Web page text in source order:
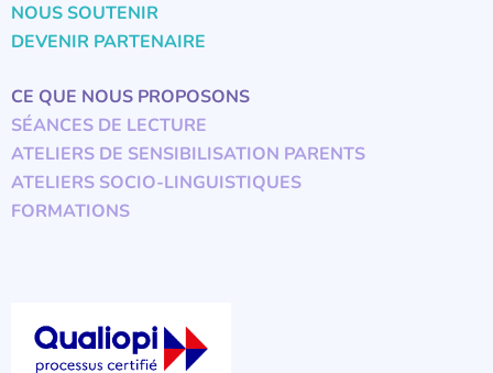
NOUS SOUTENIR
DEVENIR PARTENAIRE
CE QUE NOUS PROPOSONS
SÉANCES DE LECTURE
ATELIERS DE SENSIBILISATION PARENTS
ATELIERS SOCIO-LINGUISTIQUES
FORMATIONS